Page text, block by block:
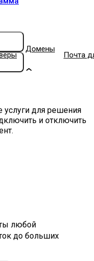
Домены
Почта
для решения
и отключить
любой
до больших